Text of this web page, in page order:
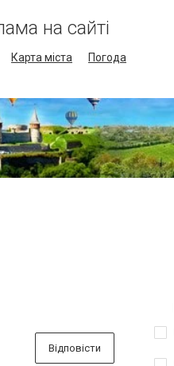
на сайті
Карта міста
Погода
Відповісти